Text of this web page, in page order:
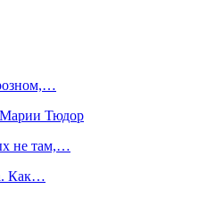
Тюдор
не там,…
Как…